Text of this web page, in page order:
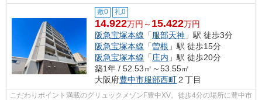
敷0 礼0
14.922万円～ 15.422万円
阪急宝塚本線 「服部天神 」駅 徒歩3分
阪急宝塚本線 「曽根 」駅 徒歩15分
阪急宝塚本線 「庄内 」駅 徒歩20分
築1年 / 52.53㎡～53.55㎡
大阪府豊中市服部西町２丁目
こだわりポイント満載のグリュックメゾンF豊中XV。徒歩4分の場所に豊中市